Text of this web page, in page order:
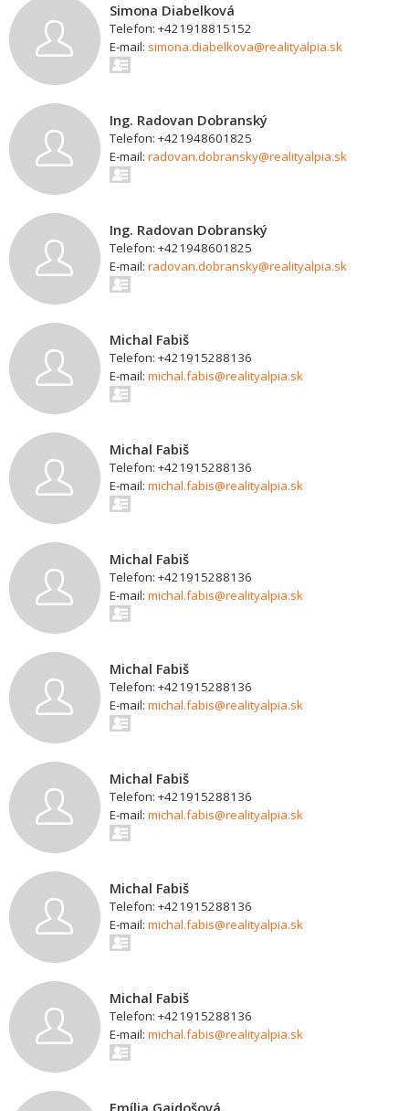
Simona Diabelková
Telefon: +421918815152
E-mail: simona.diabelkova@realityalpia.sk
Ing. Radovan Dobranský
Telefon: +421948601825
E-mail: radovan.dobransky@realityalpia.sk
Ing. Radovan Dobranský
Telefon: +421948601825
E-mail: radovan.dobransky@realityalpia.sk
Michal Fabiš
Telefon: +421915288136
E-mail: michal.fabis@realityalpia.sk
Michal Fabiš
Telefon: +421915288136
E-mail: michal.fabis@realityalpia.sk
Michal Fabiš
Telefon: +421915288136
E-mail: michal.fabis@realityalpia.sk
Michal Fabiš
Telefon: +421915288136
E-mail: michal.fabis@realityalpia.sk
Michal Fabiš
Telefon: +421915288136
E-mail: michal.fabis@realityalpia.sk
Michal Fabiš
Telefon: +421915288136
E-mail: michal.fabis@realityalpia.sk
Michal Fabiš
Telefon: +421915288136
E-mail: michal.fabis@realityalpia.sk
Emília Gajdošová